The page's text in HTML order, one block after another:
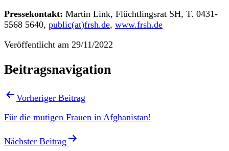
Pressekontakt: Martin Link, Flüchtlingsrat SH, T. 0431-
5568 5640, public(at)frsh.de, www.frsh.de
Veröffentlicht am 29/11/2022
Beitragsnavigation
Vorheriger Beitrag
Für die mutigen Frauen in Afghanistan!
Nächster Beitrag